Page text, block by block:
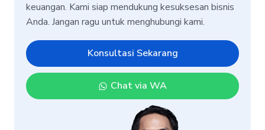
keuangan. Kami siap mendukung kesuksesan bisnis
Anda. Jangan ragu untuk menghubungi kami.
Konsultasi Sekarang
Chat via WA